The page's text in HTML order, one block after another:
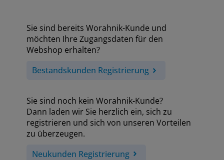
Sie sind bereits Worahnik-Kunde und
möchten Ihre Zugangsdaten für den
Webshop erhalten?
Bestandskunden Registrierung
Sie sind noch kein Worahnik-Kunde?
Dann laden wir Sie herzlich ein, sich zu
registrieren und sich von unseren Vorteilen
zu überzeugen.
Neukunden Registrierung